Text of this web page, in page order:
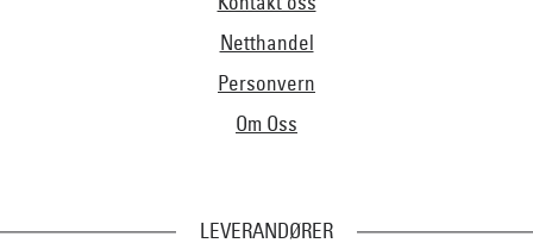
Netthandel
Personvern
Om Oss
LEVERANDØRER